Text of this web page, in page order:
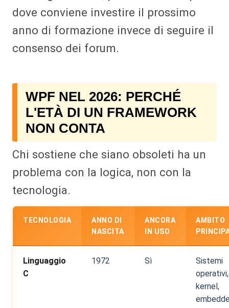
dove conviene investire il prossimo
anno di formazione invece di seguire il
consenso dei forum.
WPF NEL 2026: PERCHÉ
L'ETÀ DI UN FRAMEWORK
NON CONTA
Chi sostiene che siano obsoleti ha un
problema con la logica, non con la
tecnologia.
TECNOLOGIA
ANNO DI
NASCITA
ANCORA
IN USO
AMBITO
Linguaggio
C
1972 Sì
Sistemi
operativi,
kernel,